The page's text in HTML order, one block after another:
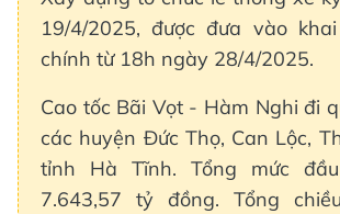
19/4/2025, được đưa vào
chính từ 18h ngày 28/4/2025.
Cao tốc Bãi Vọt - Hàm Nghi đi
các huyện Đức Thọ, Can Lộc,
tỉnh Hà Tĩnh. Tổng mức
7.643,57 tỷ đồng. Tổng